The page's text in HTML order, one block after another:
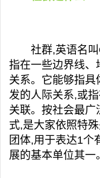
社群,英语名叫
指在一些边界线、
关系。它能够指具
发的人际关系,或
关联。按社会最广
式,是大家依照特
团体,用于表达1个
展的基本单位其一。